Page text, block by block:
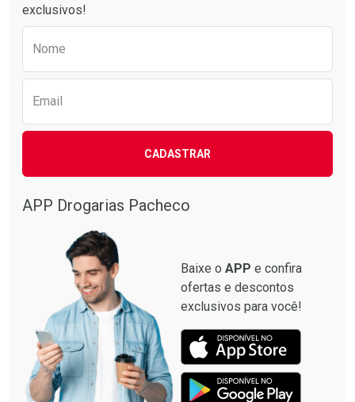
Comprar sem Desconto
Por R$ 34,39/cada
Ativar Desconto
exclusivos!
Nome
Email
CADASTRAR
APP Drogarias Pacheco
Baixe o APP e confira
ofertas e descontos
exclusivos para você!